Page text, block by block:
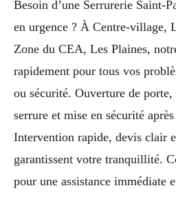
Besoin d’une Serrurerie Saint-
en urgence ? À Centre-village,
Zone du CEA, Les Plaines,
rapidement pour tous vos
ou sécurité. Ouverture de
serrure et mise en sécurité
Intervention rapide, devis clair
garantissent votre tranquillité.
pour une assistance immédiate